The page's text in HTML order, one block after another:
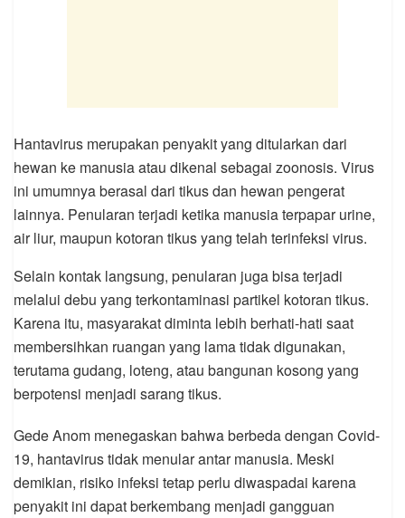
Hantavirus merupakan penyakit yang ditularkan dari
hewan ke manusia atau dikenal sebagai zoonosis. Virus
ini umumnya berasal dari tikus dan hewan pengerat
lainnya. Penularan terjadi ketika manusia terpapar urine,
air liur, maupun kotoran tikus yang telah terinfeksi virus.
Selain kontak langsung, penularan juga bisa terjadi
melalui debu yang terkontaminasi partikel kotoran tikus.
Karena itu, masyarakat diminta lebih berhati-hati saat
membersihkan ruangan yang lama tidak digunakan,
terutama gudang, loteng, atau bangunan kosong yang
berpotensi menjadi sarang tikus.
Gede Anom menegaskan bahwa berbeda dengan Covid-
19, hantavirus tidak menular antar manusia. Meski
demikian, risiko infeksi tetap perlu diwaspadai karena
penyakit ini dapat berkembang menjadi gangguan